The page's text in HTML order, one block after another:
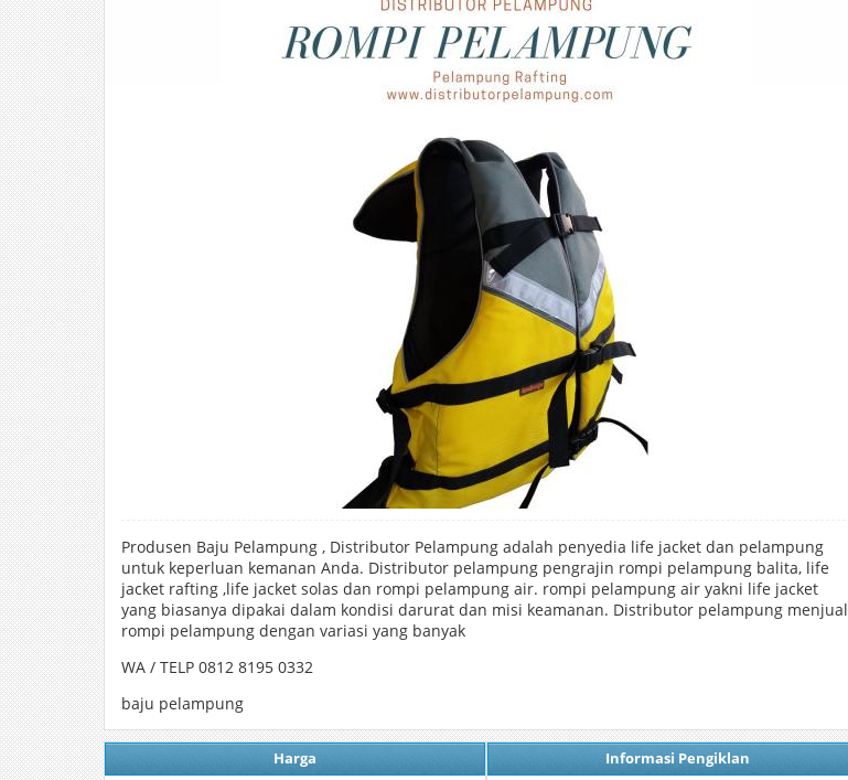
Produsen Baju Pelampung , Distributor Pelampung adalah penyedia life jacket dan pelampung
untuk keperluan kemanan Anda. Distributor pelampung pengrajin rompi pelampung balita, life
jacket rafting ,life jacket solas dan rompi pelampung air. rompi pelampung air yakni life jacket
yang biasanya dipakai dalam kondisi darurat dan misi keamanan. Distributor pelampung menjual
rompi pelampung dengan variasi yang banyak
WA / TELP 0812 8195 0332
baju pelampung
Harga
Informasi Pengiklan